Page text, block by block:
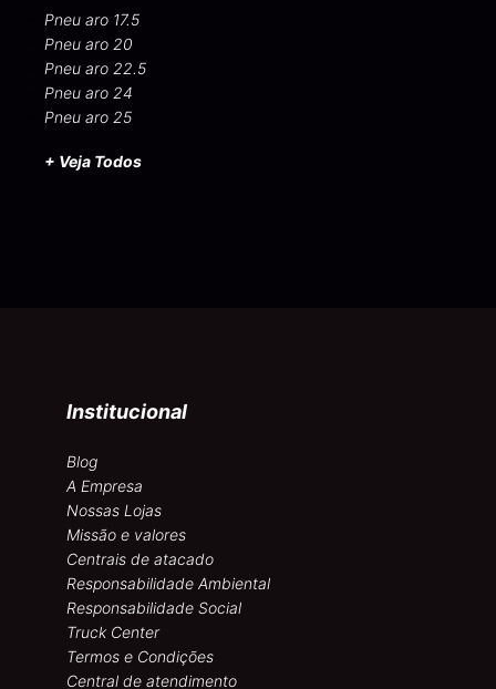
Pneu aro 17.5
Pneu aro 20
Pneu aro 22.5
Pneu aro 24
Pneu aro 25
+ Veja Todos
Institucional
Blog
A Empresa
Nossas Lojas
Missão e valores
Centrais de atacado
Responsabilidade Ambiental
Responsabilidade Social
Truck Center
Termos e Condições
Central de atendimento